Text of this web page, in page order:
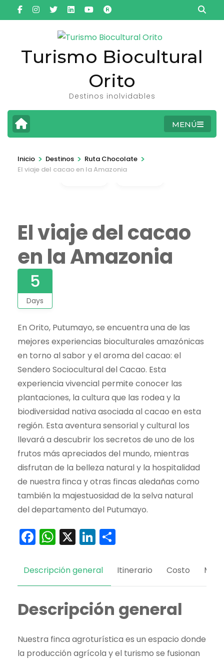
Saltar
al
(presionaTurismo Biocultural
Orito
Destinos inolvidables
MENÚ
Inicio > Destinos > Ruta Chocolate >
El viaje del cacao en la Amazonia
El viaje del cacao
en la Amazonia
5
Days
En Orito, Putumayo, se encuentra una de las
mejores experiencias bioculturales amazónicas
en torno al sabor y el aroma del cacao: el
Sendero Sociocultural del Cacao. Esta
experiencia vivencial permite conocer las
plantaciones, la cultura que las rodea y la
biodiversidad nativa asociada al cacao en esta
región. Esta aventura sensorial y cultural los
llevará a descubrir los secretos de uno de los
frutos más apreciados del mundo, mientras
disfrutan de la belleza natural y la hospitalidad
de nuestra finca y otras fincas aledañas como
también la majestuosidad de la selva natural
del departamento del Putumayo.
Facebook
WhatsApp
X LinkedIn
Descripción general Itinerario Costo
Descripción general
Nuestra finca agroturística es un espacio donde
la producción agrícola y el turismo se fusionan